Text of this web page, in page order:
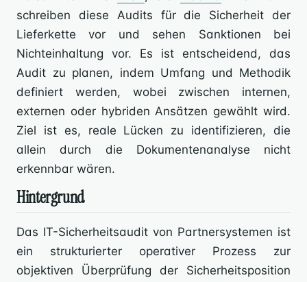
schreiben diese Audits für die Sicherheit der
Lieferkette vor und sehen Sanktionen bei
Nichteinhaltung vor. Es ist entscheidend, das
Audit zu planen, indem Umfang und Methodik
definiert werden, wobei zwischen internen,
externen oder hybriden Ansätzen gewählt wird.
Ziel ist es, reale Lücken zu identifizieren, die
allein durch die Dokumentenanalyse nicht
erkennbar wären.
Hintergrund
Das IT-Sicherheitsaudit von Partnersystemen ist
ein strukturierter operativer Prozess zur
objektiven Überprüfung der Sicherheitsposition